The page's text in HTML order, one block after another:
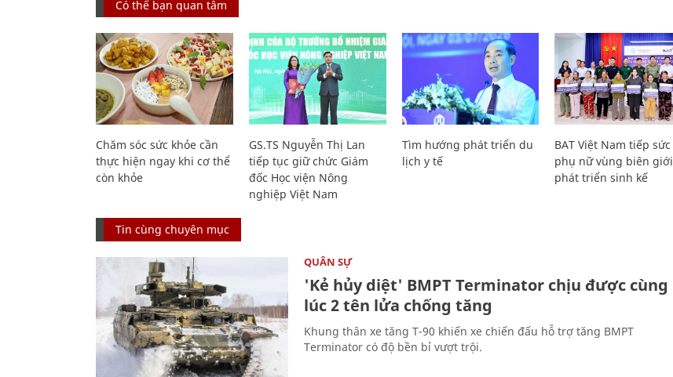
Có thể bạn quan tâm
Chăm sóc sức khỏe cần
thực hiện ngay khi cơ thể
còn khỏe
GS.TS Nguyễn Thị Lan
tiếp tục giữ chức Giám
đốc Học viện Nông
nghiệp Việt Nam
Tìm hướng phát triển du
lịch y tế
BAT Việt Nam tiếp sức
phụ nữ vùng biên giới
phát triển sinh kế
Tin cùng chuyên mục
QUÂN SỰ
'Kẻ hủy diệt' BMPT Terminator chịu được cùng
lúc 2 tên lửa chống tăng
Khung thân xe tăng T-90 khiến xe chiến đấu hỗ trợ tăng BMPT
Terminator có độ bền bỉ vượt trội.